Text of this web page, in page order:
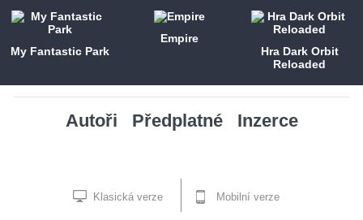
My Fantastic Park
Empire
Hra Dark Orbit
Reloaded
Autoři Předplatné Inzerce
Klasická verze Mobilní verze